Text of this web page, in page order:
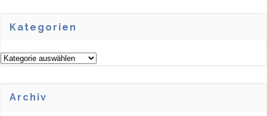
Kategorien
Kategorien
Archiv